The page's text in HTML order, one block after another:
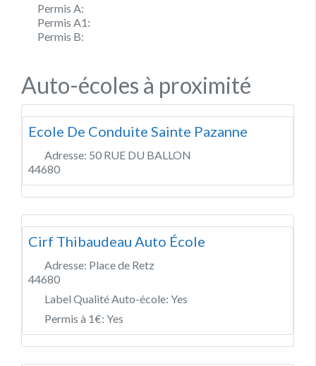
Permis A:
Permis A1:
Permis B:
Auto-écoles à proximité
Ecole De Conduite Sainte Pazanne
Adresse: 50 RUE DU BALLON
44680
Cirf Thibaudeau Auto École
Adresse: Place de Retz
44680
Label Qualité Auto-école: Yes
Permis à 1€: Yes